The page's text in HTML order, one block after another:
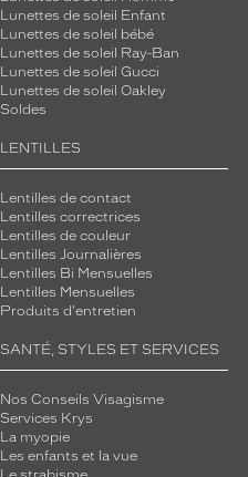
Lunettes de soleil Enfant
Lunettes de soleil bébé
Lunettes de soleil Ray-Ban
Lunettes de soleil Gucci
Lunettes de soleil Oakley
Soldes
LENTILLES
Lentilles de contact
Lentilles correctrices
Lentilles de couleur
Lentilles Journalières
Lentilles Bi Mensuelles
Lentilles Mensuelles
Produits d'entretien
SANTÉ, STYLES ET SERVICES
Nos Conseils Visagisme
Services Krys
La myopie
Les enfants et la vue